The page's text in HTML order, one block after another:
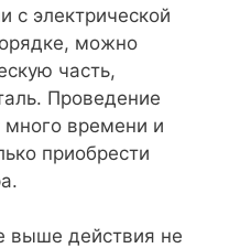
с электрической
можно
часть,
Проведение
много времени и
приобрести
выше действия не